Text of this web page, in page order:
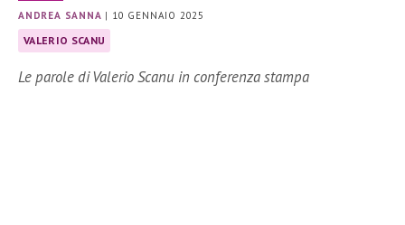
ANDREA SANNA | 10 GENNAIO 2025
VALERIO SCANU
Le parole di Valerio Scanu in conferenza stampa